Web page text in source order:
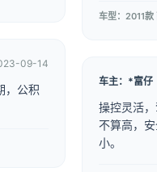
09-14
，公积
车型：2011款
车主：*富仔
操控灵活
不算高，
小。